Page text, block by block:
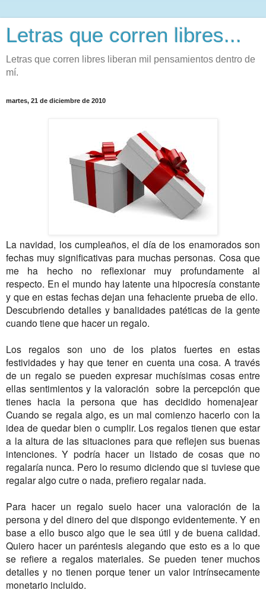
Letras que corren libres...
Letras que corren libres liberan mil pensamientos dentro de
mí.
martes, 21 de diciembre de 2010
La navidad, los cumpleaños, el día de los enamorados son
fechas muy significativas para muchas personas. Cosa que
me ha hecho no reflexionar muy profundamente al
respecto. En el mundo hay latente una hipocresía constante
y que en estas fechas dejan una fehaciente prueba de ello.
Descubriendo detalles y banalidades patéticas de la gente
cuando tiene que hacer un regalo.
Los regalos son uno de los platos fuertes en estas
festividades y hay que tener en cuenta una cosa. A través
de un regalo se pueden expresar muchísimas cosas entre
ellas sentimientos y la valoración sobre la percepción que
tienes hacia la persona que has decidido homenajear
Cuando se regala algo, es un mal comienzo hacerlo con la
idea de quedar bien o cumplir. Los regalos tienen que estar
a la altura de las situaciones para que reflejen sus buenas
intenciones. Y podría hacer un listado de cosas que no
regalaría nunca. Pero lo resumo diciendo que si tuviese que
regalar algo cutre o nada, prefiero regalar nada.
Para hacer un regalo suelo hacer una valoración de la
persona y del dinero del que dispongo evidentemente. Y en
base a ello busco algo que le sea útil y de buena calidad.
Quiero hacer un paréntesis alegando que esto es a lo que
se refiere a regalos materiales. Se pueden tener muchos
detalles y no tienen porque tener un valor intrínsecamente
monetario incluido.